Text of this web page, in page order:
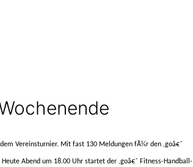
Vereinsturnier. Mit fast 130 Meldungen fÃ¼r den ,goâ€˜
Heute Abend um 18.00 Uhr startet der ,goâ€˜ Fitness-Handball-